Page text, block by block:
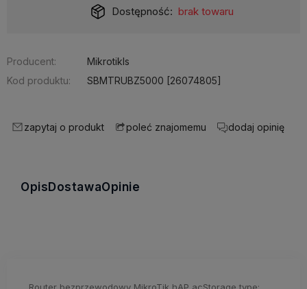
Dostępność: brak towaru
Producent:
Mikrotikls
Kod produktu:
SBMTRUBZ5000 [26074805]
zapytaj o produkt poleć znajomemu dodaj opinię
OpisDostawaOpinie